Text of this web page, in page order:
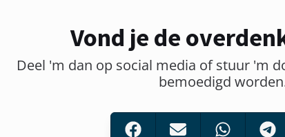
Vond je de
Deel 'm dan op social media of stuur 'm
bemoedigd